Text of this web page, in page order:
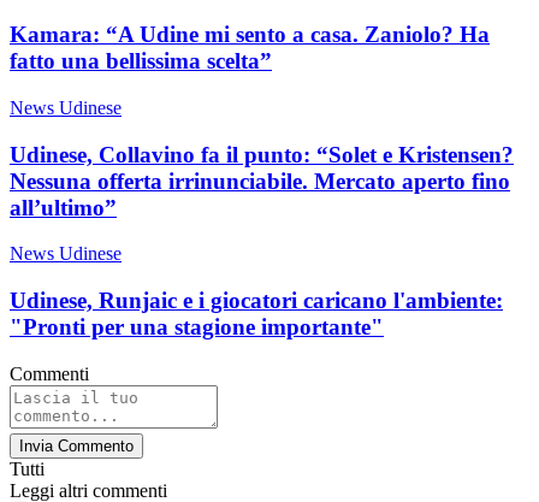
Kamara: “A Udine mi sento a casa. Zaniolo? Ha
fatto una bellissima scelta”
News Udinese
Udinese, Collavino fa il punto: “Solet e Kristensen?
Nessuna offerta irrinunciabile. Mercato aperto fino
all’ultimo”
News Udinese
Udinese, Runjaic e i giocatori caricano l'ambiente:
"Pronti per una stagione importante"
Commenti
Invia Commento
Tutti
Leggi altri commenti